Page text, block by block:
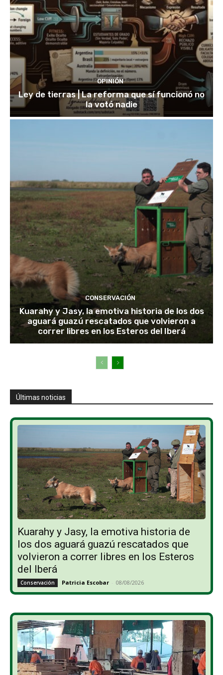
OPINIÓN
Ley de tierras | La reforma que sí funcionó no
la votó nadie
CONSERVACIÓN
Kuarahy y Jasy, la emotiva historia de los dos
aguará guazú rescatados que volvieron a
correr libres en los Esteros del Iberá
Últimas noticias
Kuarahy y Jasy, la emotiva historia de
los dos aguará guazú rescatados que
volvieron a correr libres en los Esteros
del Iberá
Conservación Patricia Escobar - 08/08/2026